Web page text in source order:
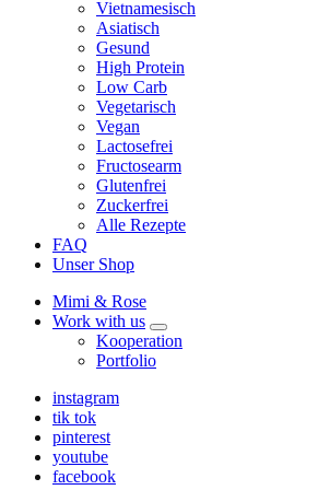
child
Vietnamesisch
Asiatisch
Gesund
High Protein
Low Carb
Vegetarisch
Vegan
Lactosefrei
Fructosearm
Glutenfrei
Zuckerfrei
Alle Rezepte
FAQ
Unser Shop
Mimi & Rose
Work with us
expand
child
Kooperation
Portfolio
instagram
tik tok
pinterest
youtube
facebook